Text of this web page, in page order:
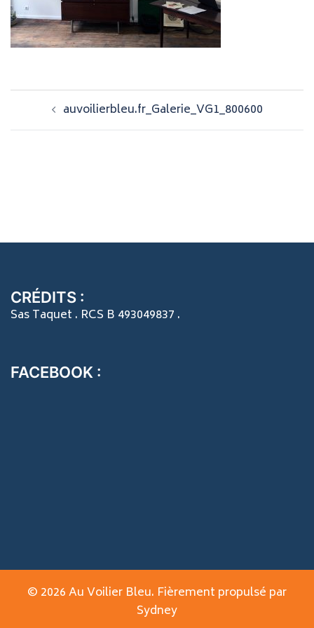
Navigation
d’articleauvoilierbleu.fr_Galerie_VG1_800600
CRÉDITS :
Sas Taquet . RCS B 493049837 .
FACEBOOK :
© 2026 Au Voilier Bleu. Fièrement propulsé par
Sydney